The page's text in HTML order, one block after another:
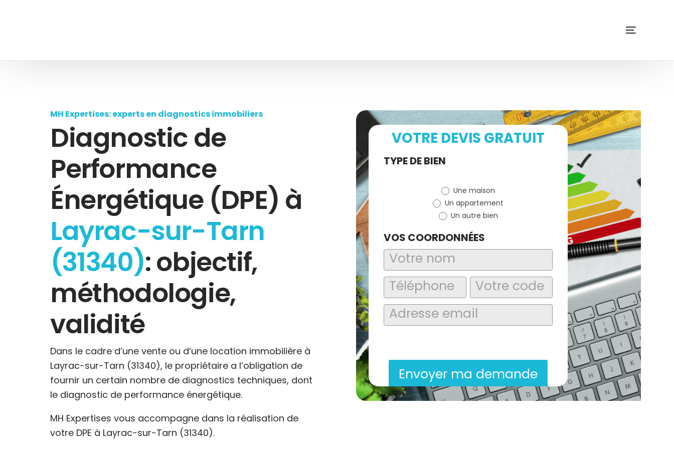
MH Expertises: experts en diagnostics immobiliers
Diagnostic de
Performance
Énergétique (DPE) à
Layrac-sur-Tarn
(31340): objectif,
méthodologie,
validité
Dans le cadre d’une vente ou d’une location immobilière à
Layrac-sur-Tarn (31340), le propriétaire a l’obligation de
fournir un certain nombre de diagnostics techniques, dont
le diagnostic de performance énergétique.
MH Expertises vous accompagne dans la réalisation de
votre DPE à Layrac-sur-Tarn (31340).
VOTRE DEVIS GRATUIT
Demande
TYPE DE BIEN
Une maison
Un appartement
Un autre bien
VOS COORDONNÉES
Envoyer ma demande